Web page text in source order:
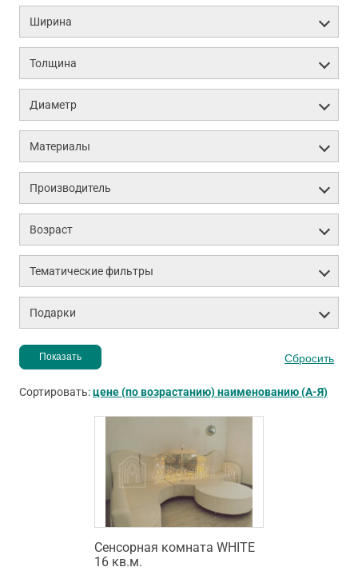
Ширина
Толщина
Диаметр
Материалы
Производитель
Возраст
Тематические фильтры
Подарки
Сортировать:цене (по возрастанию)наименованию (А-Я)
Сенсорная комната WHITE
16 кв.м.